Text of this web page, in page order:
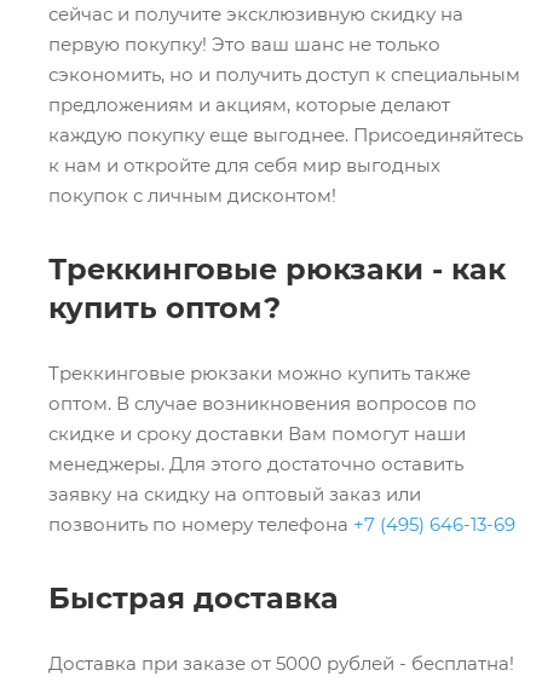
сейчас и получите эксклюзивную скидку на
первую покупку! Это ваш шанс не только
сэкономить, но и получить доступ к специальным
предложениям и акциям, которые делают
каждую покупку еще выгоднее. Присоединяйтесь
к нам и откройте для себя мир выгодных
покупок с личным дисконтом!
Треккинговые рюкзаки - как
купить оптом?
Треккинговые рюкзаки можно купить также
оптом. В случае возникновения вопросов по
скидке и сроку доставки Вам помогут наши
менеджеры. Для этого достаточно оставить
заявку на скидку на оптовый заказ или
позвонить по номеру телефона +7 (495) 646-13-69
Быстрая доставка
Доставка при заказе от 5000 рублей - бесплатна!